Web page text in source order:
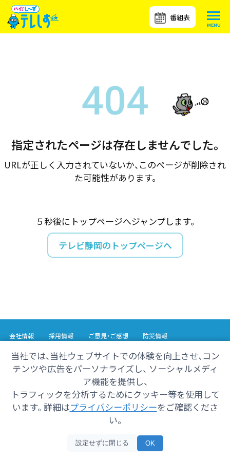
番組表
当社では、当社ウェブサイトでの体験を向上させ、コン
テンツや広告をパーソナライズし、 ソーシャルメディ
ア機能を提供し、
トラフィックを分析するためにクッキー等を使用して
います。 詳細はプライバシーポリシーをご確認くださ
い。
設定せずに閉じる OK
指定されたページは存在しませんでした。
URLが正しく入力されていないか、このページが削除され
た可能性があります。
５秒後にトップページへジャンプします。
テレビ静岡のトップページへ
会社情報 採用情報 ご意見・ご感想
防災情報
Copyright© 2025 SHIZUOKA TELECASTING Co.,Ltd.
All Rights Reserved.